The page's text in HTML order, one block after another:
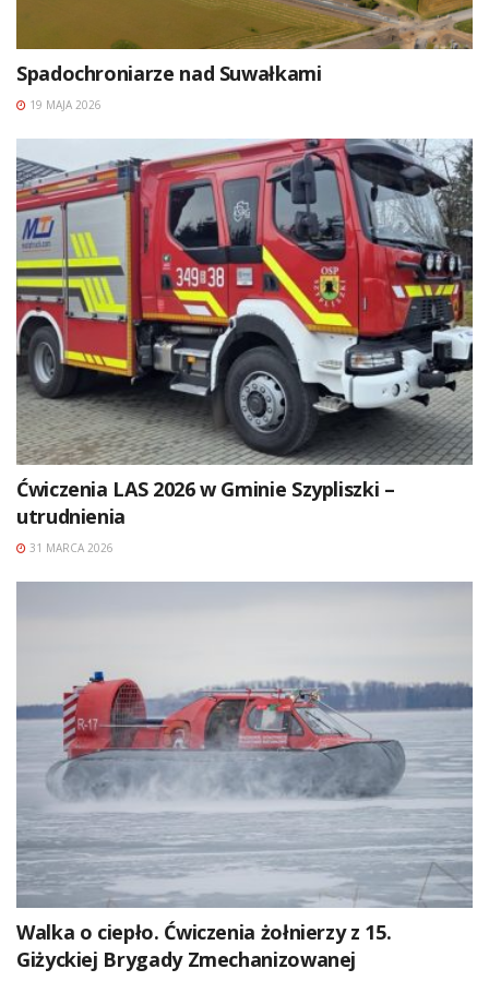
Spadochroniarze nad Suwałkami
19 MAJA 2026
Ćwiczenia LAS 2026 w Gminie Szypliszki –
utrudnienia
31 MARCA 2026
Walka o ciepło. Ćwiczenia żołnierzy z 15.
Giżyckiej Brygady Zmechanizowanej